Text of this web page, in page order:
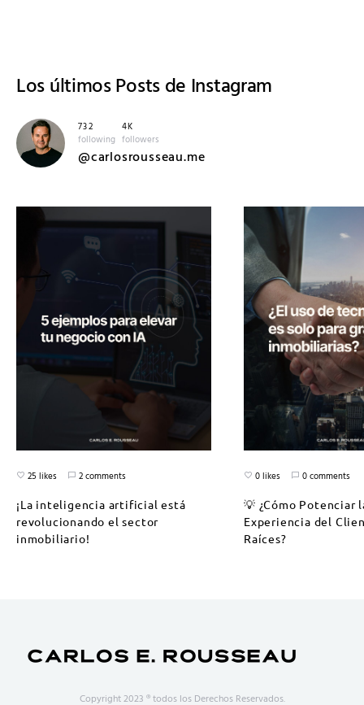
Los últimosPosts de Instagram
732
following
4K
followers
@carlosrousseau.me
25 likes
2 comments
¡La inteligencia artificial está
revolucionando el sector
inmobiliario!
0 likes
0 comments
💡 ¿Cómo Potenciar
Experiencia del
Raíces?
Copyright 2023 ® todos los Derechos Reservados.